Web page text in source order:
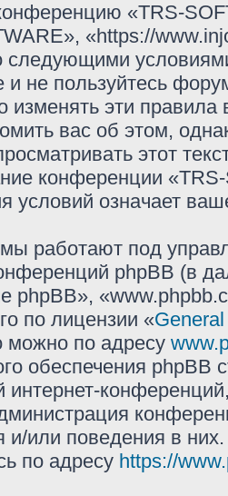
«TRS-
«https://
следующими
и не пользуйтесь
изменять эти
вас об этом,
этот
конференции
условий означает
работают под
phpBB (в
phpBB»,
по лицензии «
можно по адресу
обеспечения phpBB
интернет-
и/или поведения в
по адресу https://